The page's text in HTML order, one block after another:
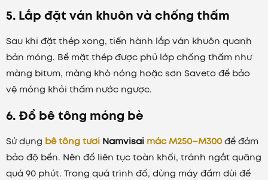
5. Lắp đặt ván khuôn và chống thấm
Sau khi đặt thép xong, tiến hành lắp ván khuôn quanh
bản móng. Bề mặt thép được phủ lớp chống thấm như
màng bitum, màng khò nóng hoặc sơn Saveto để bảo
vệ móng khỏi thấm nước ngược.
6. Đổ bê tông móng bè
Sử dụng bê tông tươi Namvisai mác M250–M300để đảm
bảo độ bền. Nên đổ liên tục toàn khối, tránh ngắt quãng
quá 90 phút. Trong quá trình đổ, dùng máy đầm dùi để